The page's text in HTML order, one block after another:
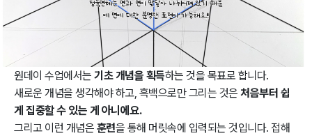
원데이 수업에서는 기초 개념을 획득하는 것을 목표로 합니다.
새로운 개념을 생각해야 하고, 흑백으로만 그리는 것은 처음부터 쉽
게 집중할 수 있는 게 아니에요.
그리고 이런 개념은 훈련을 통해 머릿속에 입력되는 것입니다. 접해